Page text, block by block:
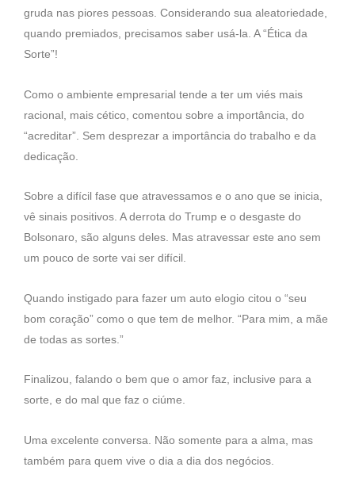
gruda nas piores pessoas. Considerando sua aleatoriedade,
quando premiados, precisamos saber usá-la. A “Ética da
Sorte”!
Como o ambiente empresarial tende a ter um viés mais
racional, mais cético, comentou sobre a importância, do
“acreditar”. Sem desprezar a importância do trabalho e da
dedicação.
Sobre a difícil fase que atravessamos e o ano que se inicia,
vê sinais positivos. A derrota do Trump e o desgaste do
Bolsonaro, são alguns deles. Mas atravessar este ano sem
um pouco de sorte vai ser difícil.
Quando instigado para fazer um auto elogio citou o “seu
bom coração” como o que tem de melhor. “Para mim, a mãe
de todas as sortes.”
Finalizou, falando o bem que o amor faz, inclusive para a
sorte, e do mal que faz o ciúme.
Uma excelente conversa. Não somente para a alma, mas
também para quem vive o dia a dia dos negócios.